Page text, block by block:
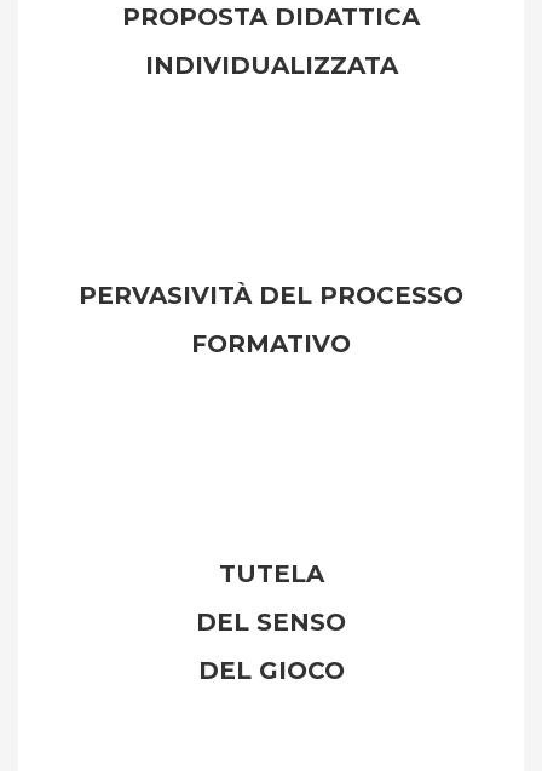
PROPOSTA DIDATTICA
INDIVIDUALIZZATA
PERVASIVITÀ DEL PROCESSO
FORMATIVO
TUTELA
DEL SENSO
DEL GIOCO